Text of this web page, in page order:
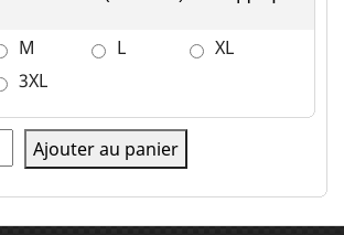
M L
XL
3XL
Ajouter au panier